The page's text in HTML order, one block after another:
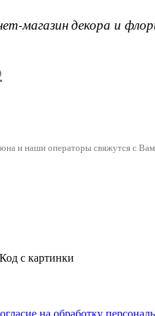
магазиндекора и
и наши операторы свяжутся с
Код с картинки
на обработку